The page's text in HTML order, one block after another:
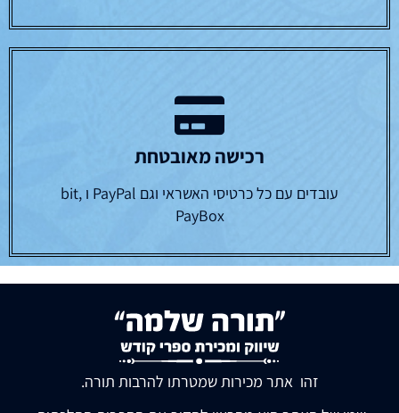
רכישה מאובטחת
עובדים עם כל כרטיסי האשראי וגם PayPal ו bit,
PayBox
זהו אתר מכירות שמטרתו להרבות תורה.